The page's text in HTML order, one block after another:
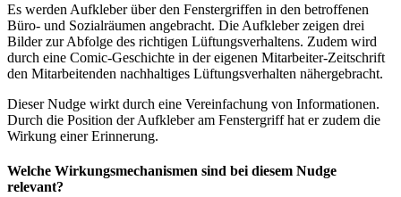
Es werden Aufkleber über den Fenstergriffen in den betroffenen
Büro- und Sozialräumen angebracht. Die Aufkleber zeigen drei
Bilder zur Abfolge des richtigen Lüftungsverhaltens. Zudem wird
durch eine Comic-Geschichte in der eigenen Mitarbeiter-Zeitschrift
den Mitarbeitenden nachhaltiges Lüftungsverhalten nähergebracht.
Dieser Nudge wirkt durch eine Vereinfachung von Informationen.
Durch die Position der Aufkleber am Fenstergriff hat er zudem die
Wirkung einer Erinnerung.
Welche Wirkungsmechanismen sind bei diesem Nudge
relevant?